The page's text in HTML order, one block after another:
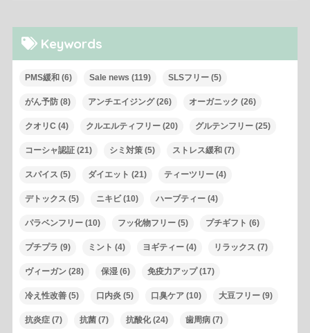
Keywords
PMS緩和 (6) Sale news (119) SLSフリー(5)
がん予防(8) アンチエイジング(26) オーガニック (26)
クオリC (4) クルエルティフリー(20) グルテンフリー(25)
コーシャ認証(21) シミ対策(5) ストレス緩和 (7)
スパイス (5) ダイエット (21) ティーツリー(4)
デトックス (5) ニキビ(10) ハーブティー(4)
パラベンフリー(10) フッ化物フリー(5) プチギフト (6)
プチプラ (9) ミント (4) ヨギティー(4) リラックス (7)
ヴィーガン(28) 保湿(6) 免疫力アップ(17)
冷え性改善(5) 口内炎(5) 口臭ケア(10) 大豆フリー(9)
抗炎症(7) 抗菌(7) 抗酸化(24) 歯周病(7)